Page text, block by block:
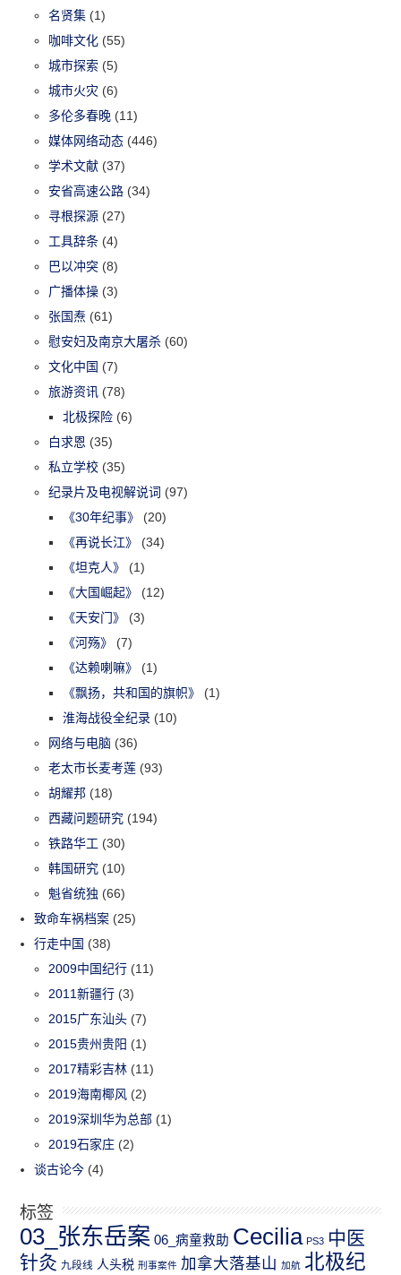
名贤集 (1)
咖啡文化 (55)
城市探索 (5)
城市火灾 (6)
多伦多春晚 (11)
媒体网络动态 (446)
学术文献 (37)
安省高速公路 (34)
寻根探源 (27)
工具辞条 (4)
巴以冲突 (8)
广播体操 (3)
张国焘 (61)
慰安妇及南京大屠杀 (60)
文化中国 (7)
旅游资讯 (78)
北极探险 (6)
白求恩 (35)
私立学校 (35)
纪录片及电视解说词 (97)
《30年纪事》
(20)
《再说长江》
(34)
《坦克人》
(1)
《大国崛起》
(12)
《天安门》
(3)
《河殇》
(7)
《达赖喇嘛》
(1)
《飘扬，共和国的旗帜》
(1)
淮海战役全纪录 (10)
网络与电脑 (36)
老太市长麦考莲 (93)
胡耀邦 (18)
西藏问题研究 (194)
铁路华工 (30)
韩国研究 (10)
魁省统独 (66)
致命车祸档案 (25)
行走中国 (38)
2009中国纪行 (11)
2011新疆行 (3)
2015广东汕头 (7)
2015贵州贵阳 (1)
2017精彩吉林 (11)
2019海南椰风 (2)
2019深圳华为总部 (1)
2019石家庄 (2)
谈古论今 (4)
标签
03_张东岳案 06_病童救助 Cecilia PS3 中医
针灸 九段线 人头税 刑事案件 加拿大落基山 加航 北极纪